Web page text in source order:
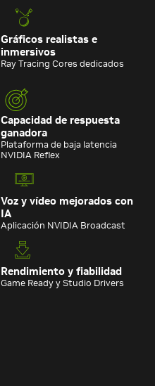
Gráficos realistas e
inmersivos
Ray Tracing Cores dedicados
Capacidad de respuesta
ganadora
Plataforma de baja latencia
NVIDIA Reflex
Voz y vídeo mejorados con
IA
Aplicación NVIDIA Broadcast
Rendimiento y fiabilidad
Game Ready y Studio Drivers